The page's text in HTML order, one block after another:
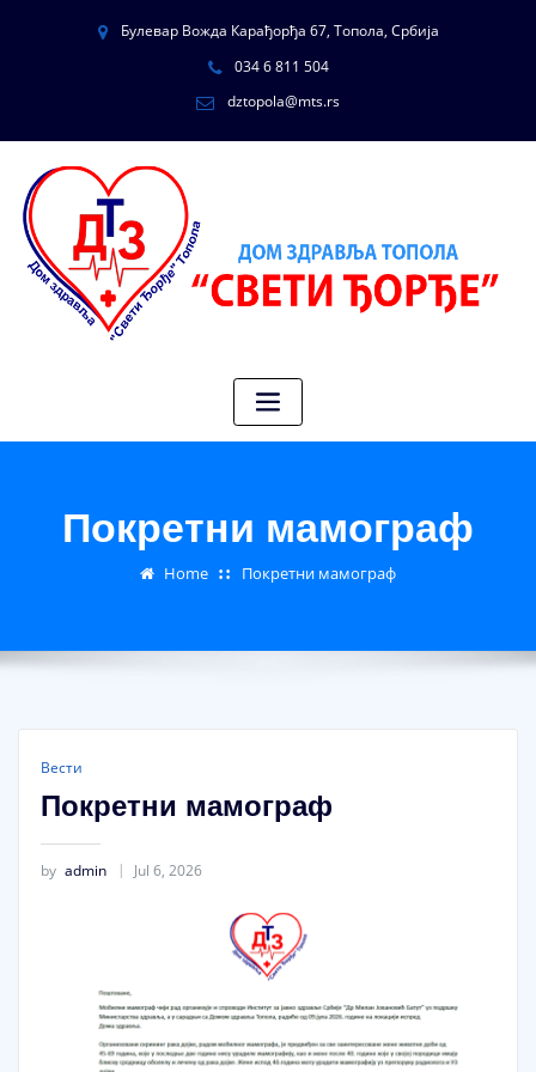
Булевар Вожда Карађорђа 67, Топола, Србија
034 6 811 504
dztopola@mts.rs
Покретни мамограф
Home Покретни мамограф
Вести
Покретни мамограф
by admin Jul 6, 2026